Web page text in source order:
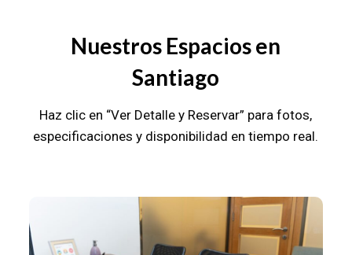
Nuestros Espacios en
Santiago
Haz clic en “Ver Detalle y Reservar” para fotos,
especificaciones y disponibilidad en tiempo real.